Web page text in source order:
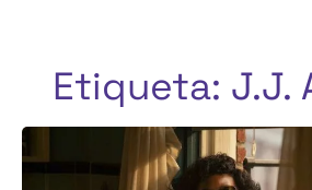
Etiqueta: J.J.